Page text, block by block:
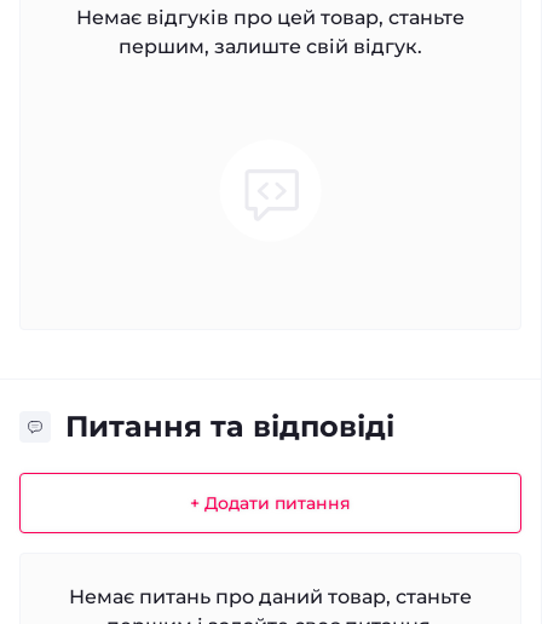
Немає відгуків про цей товар, станьте
першим, залиште свій відгук.
Питання та відповіді
+ Додати питання
Немає питань про даний товар, станьте